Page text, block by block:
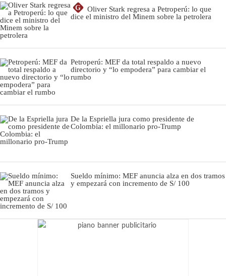
G
Oliver Stark regresa a Petroperú: lo que
dice el ministro del Minem sobre la petrolera
Petroperú: MEF da total respaldo a nuevo
directorio y “lo empodera” para cambiar el
rumbo
De la Espriella jura como presidente de
Colombia: el millonario pro-Trump
Sueldo mínimo: MEF anuncia alza en dos tramos
y empezará con incremento de S/ 100